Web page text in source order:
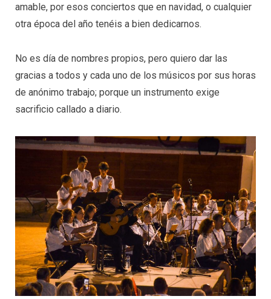
amable, por esos conciertos que en navidad, o cualquier
otra época del año tenéis a bien dedicarnos.
No es día de nombres propios, pero quiero dar las
gracias a todos y cada uno de los músicos por sus horas
de anónimo trabajo; porque un instrumento exige
sacrificio callado a diario.